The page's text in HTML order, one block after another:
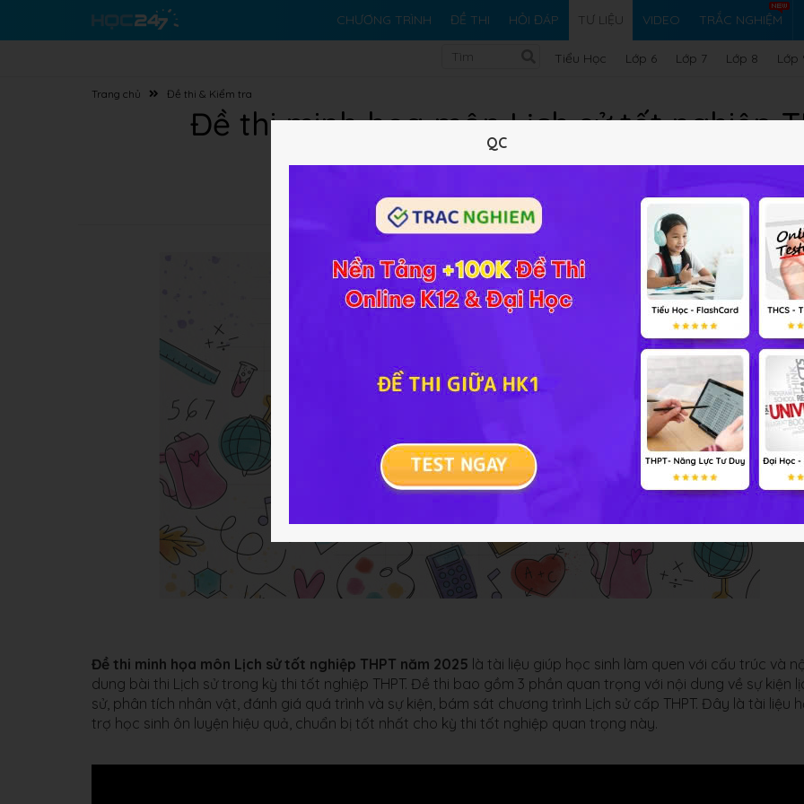
CHƯƠNG TRÌNH ĐỀ THI HỎI ĐÁP TƯ LIỆU VIDEO TRẮC NGHIỆM
Tiểu Học Lớp 6 Lớp 7 Lớp 8 Lớp
Trang chủ Đề thi & Kiểm tra
Đề thi minh họa môn Lịch sử tốt nghiệp
Tóm tắt nội dung Xem online Tải về
Đề thi minh họa môn Lịch sử tốt nghiệp THPT năm 2025 là tài liệu giúp học sinh làm quen với cấu trúc và
dung bài thi Lịch sử trong kỳ thi tốt nghiệp THPT. Đề thi bao gồm 3 phần quan trọng với nội dung về sự kiện
sử, phân tích nhân vật, đánh giá quá trình và sự kiện, bám sát chương trình Lịch sử cấp THPT. Đây là tài liệu
trợ học sinh ôn luyện hiệu quả, chuẩn bị tốt nhất cho kỳ thi tốt nghiệp quan trọng này.
QC